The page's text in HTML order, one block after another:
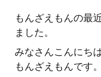
もんざえもんの最
ました。
みなさんこんにち
もんざえもんです。